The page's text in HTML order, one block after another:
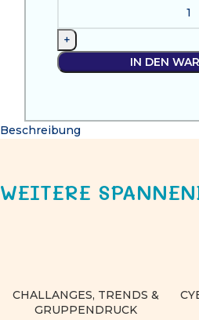
IN DEN
Beschreibung
WEITERE
CHALLANGES, TRENDS &
GRUPPENDRUCK